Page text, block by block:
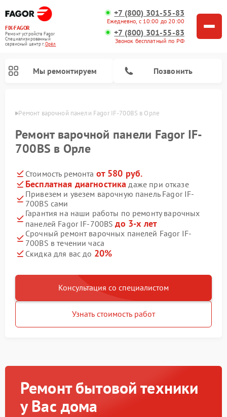
FIX-FAGOR
Ремонт устройств Fagor
Специализированный
cервисный центр г.Орёл
+7 (800) 301-55-83
Ежедневно, с 10:00 до 20:00
+7 (800) 301-55-83
Звонок бесплатный по РФ
Мы ремонтируем Позвонить
Ремонт варочной панели Fagor IF-700BS в Орле
Ремонт варочной панели Fagor IF-
700BS в Орле
Стоимость ремонта от 580 руб.
Бесплатная диагностика даже при отказе
Привезем и увезем варочную панель Fagor IF-
700BS сами
Гарантия на наши работы по ремонту варочных
панелей Fagor IF-700BSдо 3-х лет
Срочный ремонт варочных панелей Fagor IF-
700BS в течении часа
Скидка для вас до 20%
Консультация со специалистом
Узнать стоимость работ
Ремонт бытовой техники
у Вас дома